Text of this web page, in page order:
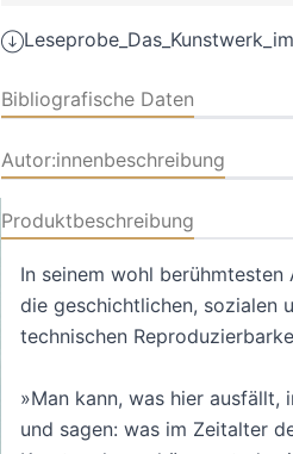
Bibliografische Daten
Autor:innenbeschreibung
Produktbeschreibung
In seinem wohl
die geschichtlichen, sozialen
technischen
»Man kann, was hier ausfällt,
und sagen: was im Zeitalter